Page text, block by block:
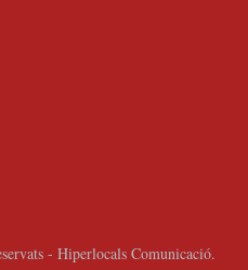
- Hiperlocals Comunicació.